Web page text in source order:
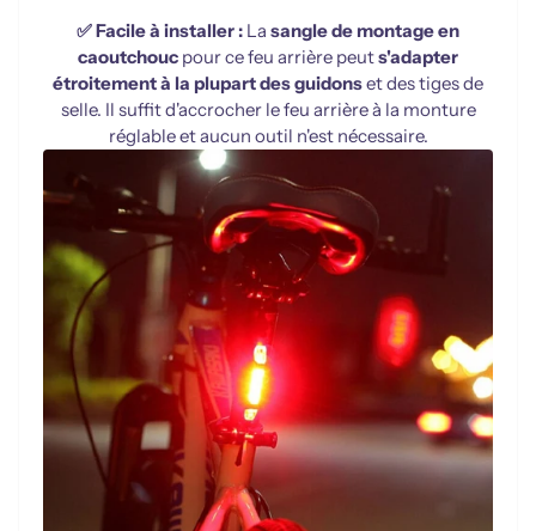
✅ Facile à installer : La sangle de montage en
caoutchouc pour ce feu arrière peuts'adapter
étroitement à la plupart des guidonset des tiges de
selle. Il suffit d'accrocher le feu arrière à la monture
réglable et aucun outil n'est nécessaire.